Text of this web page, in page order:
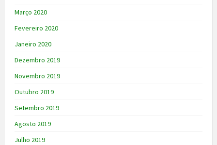
Março 2020
Fevereiro 2020
Janeiro 2020
Dezembro 2019
Novembro 2019
Outubro 2019
Setembro 2019
Agosto 2019
Julho 2019